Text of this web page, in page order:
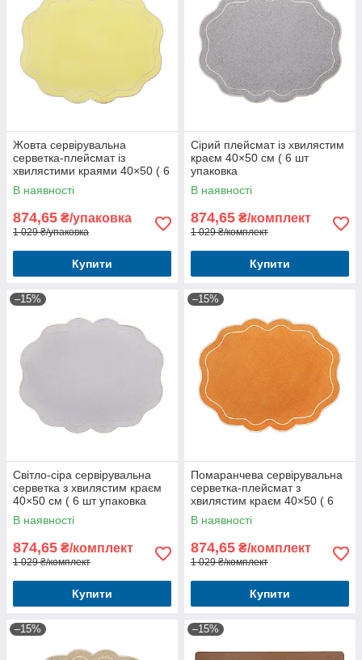
Жовта сервірувальна
серветка-плейсмат із
хвилястими краями 40×50 ( 6
шт упаковка
В наявності
874,65 ₴/упаковка
1 029 ₴/упаковка
Купити
Сірий плейсмат із хвилястим
краєм 40×50 см ( 6 шт
упаковка
В наявності
874,65 ₴/комплект
1 029 ₴/комплект
Купити
–15%
Світло-сіра сервірувальна
серветка з хвилястим краєм
40×50 см ( 6 шт упаковка
В наявності
874,65 ₴/комплект
1 029 ₴/комплект
Купити
–15%
Помаранчева сервірувальна
серветка-плейсмат з
хвилястим краєм 40×50 ( 6
шт комлект)
В наявності
874,65 ₴/комплект
1 029 ₴/комплект
Купити
–15% –15%